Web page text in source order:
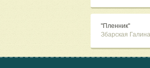
"Пленник"
Збарская Галина